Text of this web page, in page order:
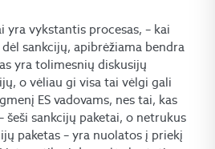
yra vykstantis procesas, – kai
sankcijų, apibrėžiama bendra
yra tolimesnių diskusijų
o vėliau gi visa tai vėlgi gali
ES vadovams, nes tai, kas
sankcijų paketai, o netrukus
paketas – yra nuolatos į priekį